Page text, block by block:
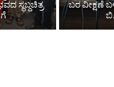
ಸ್ಥಬ್ದಚಿತ್ರ
ಬರ ವೀಕ್ಷಣೆ